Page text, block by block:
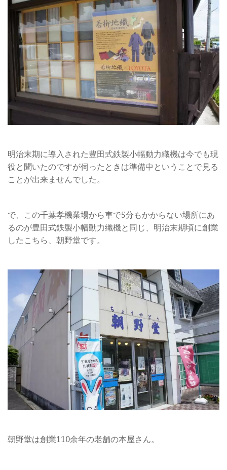
明治末期に導入された豊田式鉄製小幅動力織機は今でも現
役と聞いたのですが伺ったときは準備中ということで見る
ことが出来ませんでした。
で、この千葉孝機業場から車で5分もかからない場所にあ
るのが豊田式鉄製小幅動力織機と同じ、明治末期頃に創業
したこちら、朝野堂です。
朝野堂は創業110余年の老舗の本屋さん。